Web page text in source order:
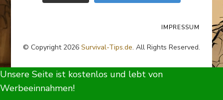
© Copyright 2026 Survival-Tips.de. All Rights Reserved.
IMPRESSUM
Unsere Seite ist kostenlos und lebt von
Werbeeinnahmen!